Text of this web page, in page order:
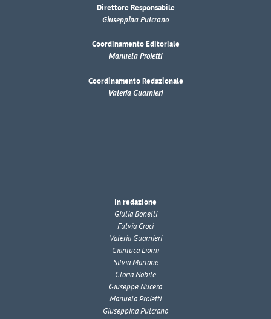
Direttore Responsabile
Giuseppina Pulcrano
Coordinamento Editoriale
Manuela Proietti
Coordinamento Redazionale
Valeria Guarnieri
In redazione
Giulia Bonelli
Fulvia Croci
Valeria Guarnieri
Gianluca Liorni
Silvia Martone
Gloria Nobile
Giuseppe Nucera
Manuela Proietti
Giuseppina Pulcrano